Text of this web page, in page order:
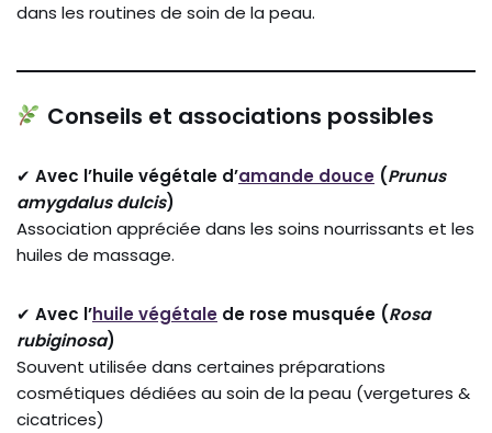
dans les routines de soin de la peau.
Conseils et associations possibles
✔ Avec l’huile végétale d’amande douce (Prunus
amygdalus dulcis)
Association appréciée dans les soins nourrissants et les
huiles de massage.
✔ Avec l’huile végétale de rose musquée (Rosa
rubiginosa)
Souvent utilisée dans certaines préparations
cosmétiques dédiées au soin de la peau (vergetures &
cicatrices)